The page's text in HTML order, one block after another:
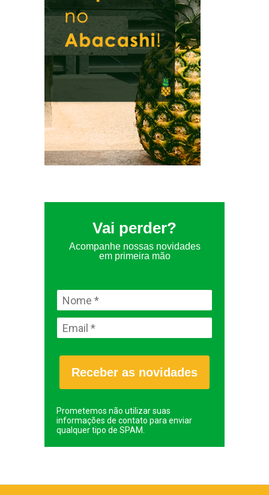
Vai perder?
Acompanhe nossas novidades
em primeira mão
Receber as novidades
Prometemos não utilizar suas
informações de contato para enviar
qualquer tipo de SPAM.